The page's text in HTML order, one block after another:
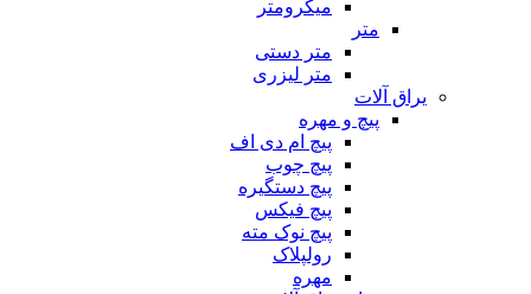
میکرومتر
متر
متر دستی
متر لیزری
یراق آلات
پیچ و مهره
پیچ ام دی اف
پیچ چوب
پیچ دستگیره
پیچ فیکس
پیچ نوک مته
رولپلاک
مهره